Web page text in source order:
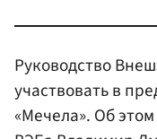
Руководство
участвовать в
«Мечела». Об